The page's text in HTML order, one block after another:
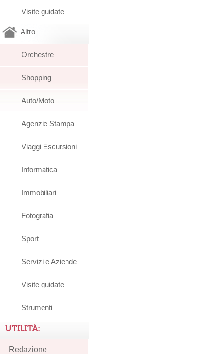
Visite guidate
Altro
Orchestre
Shopping
Auto/Moto
Agenzie Stampa
Viaggi Escursioni
Informatica
Immobiliari
Fotografia
Sport
Servizi e Aziende
Visite guidate
Strumenti
UTILITÀ:
Redazione